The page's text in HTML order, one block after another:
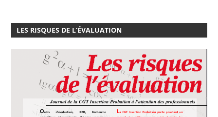
LES RISQUES DE L’ÉVALUATION